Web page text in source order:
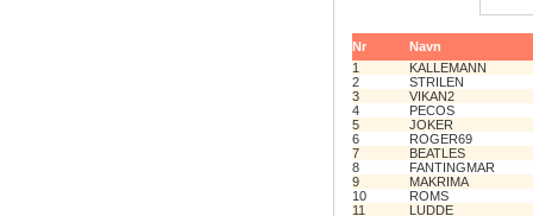
Nr
Navn
1
KALLEMANN
2
STRILEN
3
VIKAN2
4
PECOS
5
JOKER
6
ROGER69
7
BEATLES
8
FANTINGMAR
9
MAKRIMA
10
ROMS
11
LUDDE